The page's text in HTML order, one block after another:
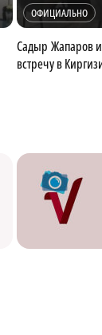
ОФИЦИАЛЬНО
Садыр Жапаров
встречу в